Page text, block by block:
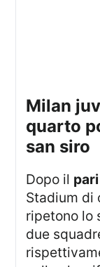
milan juventus 0-0: terzo e
quarto
san siro
Dopo il
Stadium di
ripetono lo
due